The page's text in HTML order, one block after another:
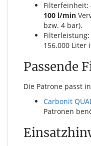
Filterfeinheit:
100 l/min
bzw. 4 bar).
Filterleistung:
156.000 Liter
Passende
Die Patrone passt
Carbonit
Patronen